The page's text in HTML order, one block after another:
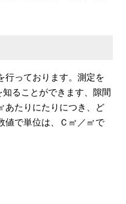
行っております。測定を
ることができます、隙間
あたりにたりにつき、ど
値で単位は、Ｃ㎡／㎡で